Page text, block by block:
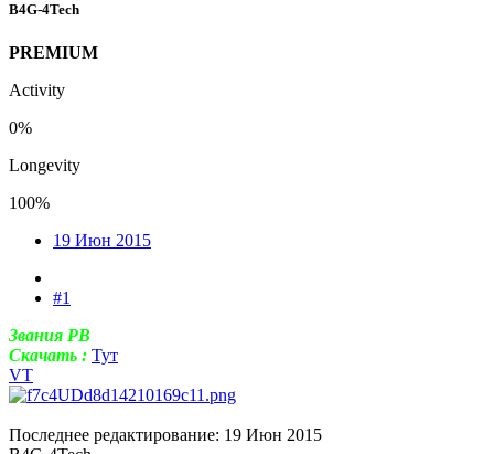
B4G-4Tech
PREMIUM
Activity
0%
Longevity
100%
19 Июн 2015
#1
Звания PB
Скачать : Тут
VT
Последнее редактирование: 19 Июн 2015